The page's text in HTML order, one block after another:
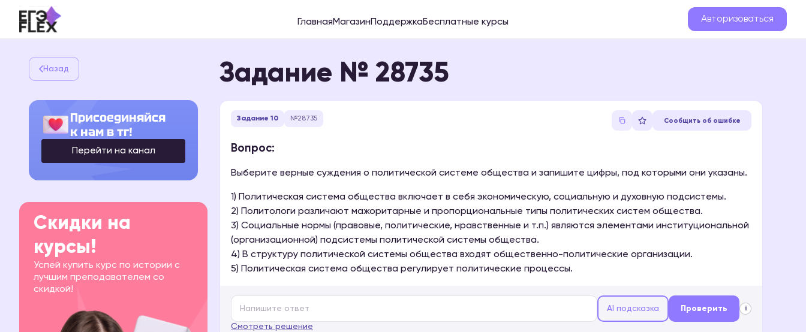
ГлавнаяМагазинПоддержкаБесплатные курсы Авторизоваться
Назад Задание № 28735
Присоединяйся
к нам в тг!
Перейти на канал
Задание 10 №28735 Сообщить об ошибке
Вопрос:
Выберите верные суждения о политической системе общества и запишите цифры, под которыми они указаны.
1) Политическая система общества включает в себя экономическую, социальную и духовную подсистемы.
2) Политологи различают мажоритарные и пропорциональные типы политических систем общества.
3) Социальные нормы (правовые, политические, нравственные и т.п.) являются элементами институциональной
(организационной) подсистемы политической системы общества.
4) В структуру политической системы общества входят общественно-политические организации.
5) Политическая система общества регулирует политические процессы.
AI подсказка Проверить i
Смотреть решение
Скидки на
курсы!
Успей купить курс по истории с
лучшим преподавателем со
скидкой!